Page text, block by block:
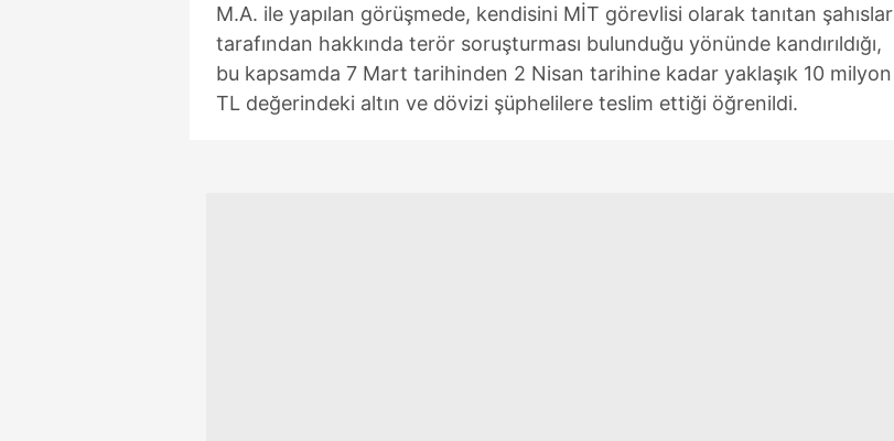
M.A. ile yapılan görüşmede, kendisini MİT görevlisi olarak tanıtan şahıslar
tarafından hakkında terör soruşturması bulunduğu yönünde kandırıldığı,
bu kapsamda 7 Mart tarihinden 2 Nisan tarihine kadar yaklaşık 10 milyon
TL değerindeki altın ve dövizi şüphelilere teslim ettiği öğrenildi.